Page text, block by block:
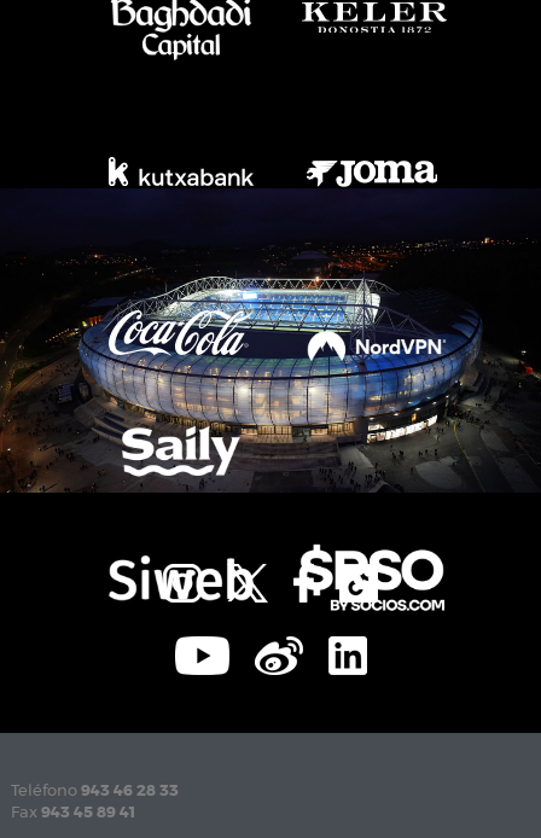
Teléfono 943 46 28 33
Fax 943 45 89 41